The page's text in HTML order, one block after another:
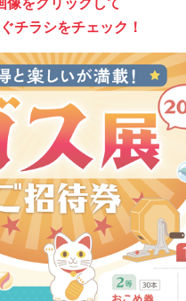
チラシをチェック！